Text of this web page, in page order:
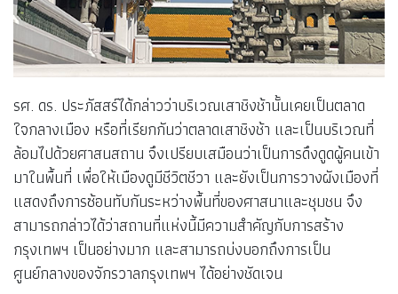
รศ. ดร. ประภัสสร์ได้กล่าวว่าบริเวณเสาชิงช้านั้นเคยเป็นตลาด
ใจกลางเมือง หรือที่เรียกกันว่าตลาดเสาชิงช้า และเป็นบริเวณที่
ล้อมไปด้วยศาสนสถาน จึงเปรียบเสมือนว่าเป็นการดึงดูดผู้คนเข้า
มาในพื้นที่ เพื่อให้เมืองดูมีชีวิตชีวา และยังเป็นการวางผังเมืองที่
แสดงถึงการซ้อนทับกันระหว่างพื้นที่ของศาสนาและชุมชน จึง
สามารถกล่าวได้ว่าสถานที่แห่งนี้มีความสำคัญกับการสร้าง
กรุงเทพฯ เป็นอย่างมาก และสามารถบ่งบอกถึงการเป็น
ศูนย์กลางของจักรวาลกรุงเทพฯ ได้อย่างชัดเจน